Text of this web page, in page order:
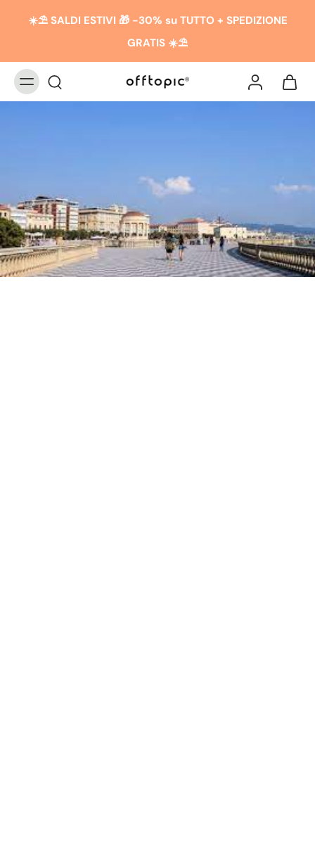
☀️​​⛱️ SALDI ESTIVI 🎁 -30% su TUTTO + SPEDIZIONE
GRATIS ☀️​​⛱️